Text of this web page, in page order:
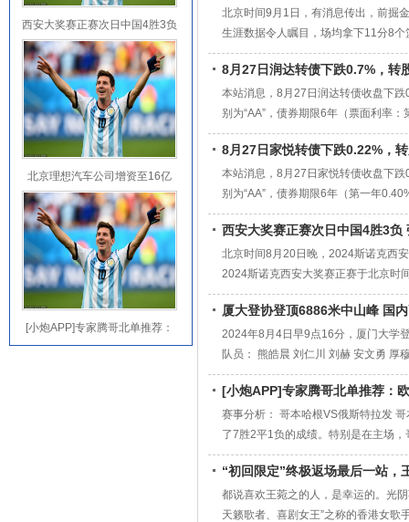
西安大奖赛正赛次日中国4胜3负
张安达周
北京理想汽车公司增资至16亿
[小炮APP]专家腾哥北单推荐：
欧协联2
北京时间9月1日，有消息传出，前掘
生涯数据令人瞩目，场均拿下11分8
渴望成就了一段辉煌的职业生涯。他
热情让他成为很多人心目中的“半兽人
8月27日润达转债下跌0.7%，转
本站消息，8月27日润达转债收盘下
别为“AA”，债券期限6年（票面利率
正股名润达医疗，正股最新价为11.9
法生成，不构成投资建议。
8月27日家悦转债下跌0.22%，
本站消息，8月27日家悦转债收盘下
别为“AA”，债券期限6年（第一年
名家家悦，正股最新价为7.81元，转
成，不构成投资建议。
西安大奖赛正赛次日中国4胜3负
北京时间8月20日晚，2024斯诺克西
2024斯诺克西安大奖赛正赛于北京时
束。这是本赛季WST巡回赛在中国举
事的首次举办。 正赛第二日共进行了
厦大登协登顶6886米中山峰 国
2024年8月4日早9点16分，厦门大学
队员： 熊皓晨 刘仁川 刘赫 安文勇 厚
22号到达磨西镇，于7月23号开始重
厂铁桥被山洪冲断，行程拉长，于当
[小炮APP]专家腾哥北单推荐：
赛事分析： 哥本哈根VS俄斯特拉发
了7胜2平1负的成绩。‌特别是在主场
根在面对桑德捷斯基时具有明显的优
播显示，‌哥本哈根在比赛中展现出了
“初回限定”终极返场最后一站，
都说喜欢王菀之的人，是幸运的。光
天籁歌者、喜剧女王”之称的香港女歌